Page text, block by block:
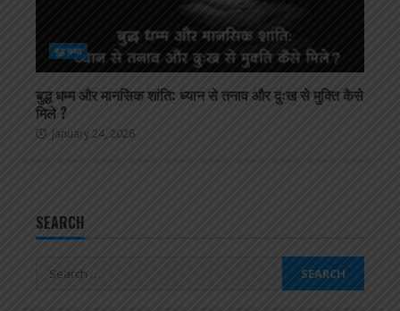
बुद्ध कथा
बुद्ध धम्म और मानसिक शांति: ध्यान से तनाव और दुःख से मुक्ति कैसे
मिले ?
January 24, 2026
SEARCH
Search